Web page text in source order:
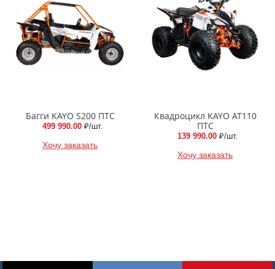
Багги KAYO S200 ПТС
499 990.00 ₽/шт.
Хочу заказать
Квадроцикл KAYO AT110
ПТС
139 990.00 ₽/шт.
Хочу заказать